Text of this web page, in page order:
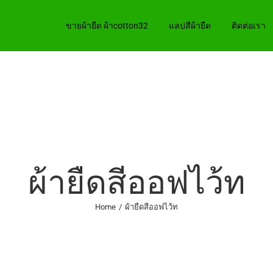
ขายผ้ายืด ผ้าcotton32 แลปสีผ้ายืด ติดต่อเรา
ผ้ายืดสีออฟไว้ท
Home / ผ้ายืดสีออฟไว้ท